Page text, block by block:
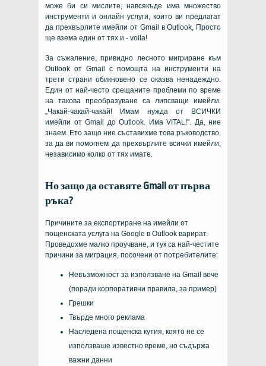
може би си мислите, навсякъде има множество
инструменти и онлайн услуги, които ви предлагат
да прехвърлите имейли от Gmail в Outlook, Просто
ще взема един от тях и - voila!
За съжаление, привидно лесното мигриране към
Outlook от Gmail с помощта на инструменти на
трети страни обикновено се оказва ненадеждно.
Един от най-често срещаните проблеми по време
на такова преобразуване са липсващи имейли.
„Чакай-чакай-чакай! Имам нужда от ВСИЧКИ
имейли от Gmail до Outlook. Има VITAL!". Да, ние
знаем. Ето защо ние съставихме това ръководство,
за да ви помогнем да прехвърлите всички имейли,
независимо колко от тях имате.
Но защо да оставяте Gmail от първа
ръка?
Причините за експортиране на имейли от
пощенската услуга на Google в Outlook варират.
Проведохме малко проучване, и тук са най-честите
причини за миграция, посочени от потребителите:
Невъзможност за използване на Gmail вече
(поради корпоративни правила, за пример)
Грешки
Твърде много реклама
Наследена пощенска кутия, която не се
използваше известно време, но съдържа
важни данни